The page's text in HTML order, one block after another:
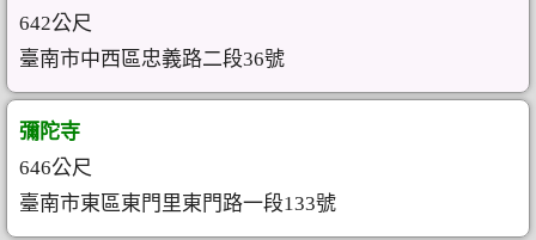
642公尺
臺南市中西區忠義路二段36號
彌陀寺
646公尺
臺南市東區東門里東門路一段133號